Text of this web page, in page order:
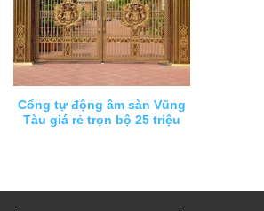
Cổng tự động âm sàn Vũng
Tàu giá rẻ trọn bộ 25 triệu